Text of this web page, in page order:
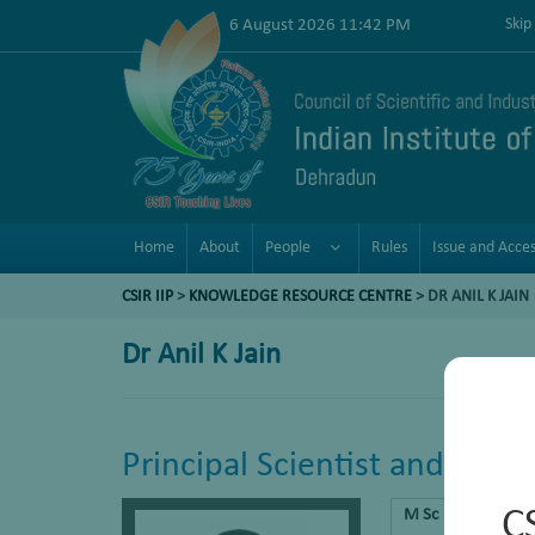
6 August 2026 11:42 PM
Home About People Rules Issue and
CSIR IIP > KNOWLEDGE RESOURCE CENTRE > DR ANIL K JAIN
Dr Anil K Jain
Principal Scientist and
M Sc